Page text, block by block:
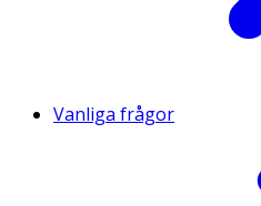
Vanliga frågor